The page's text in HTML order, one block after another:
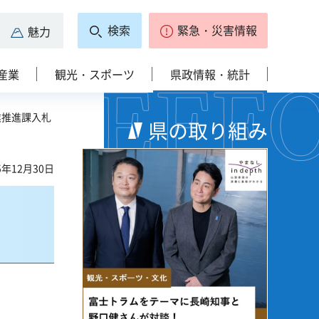
魅力 検索 緊急・災害情報
業 観光・スポーツ 県政情報・統計
進課入札
12月30日
県の取り組み